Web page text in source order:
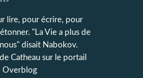
lire, pour écrire, pour
"La Vie a plus de
disait Nabokov.
Catheau sur le portail
Overblog